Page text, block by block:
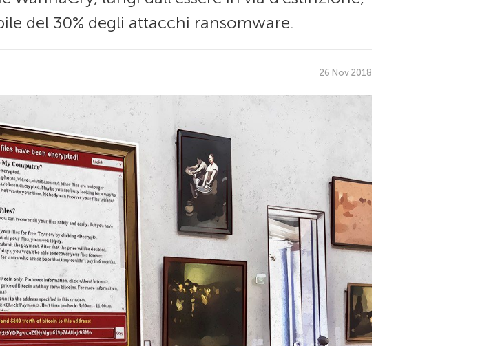
del 30% degli attacchi ransomware.
26 Nov 2018